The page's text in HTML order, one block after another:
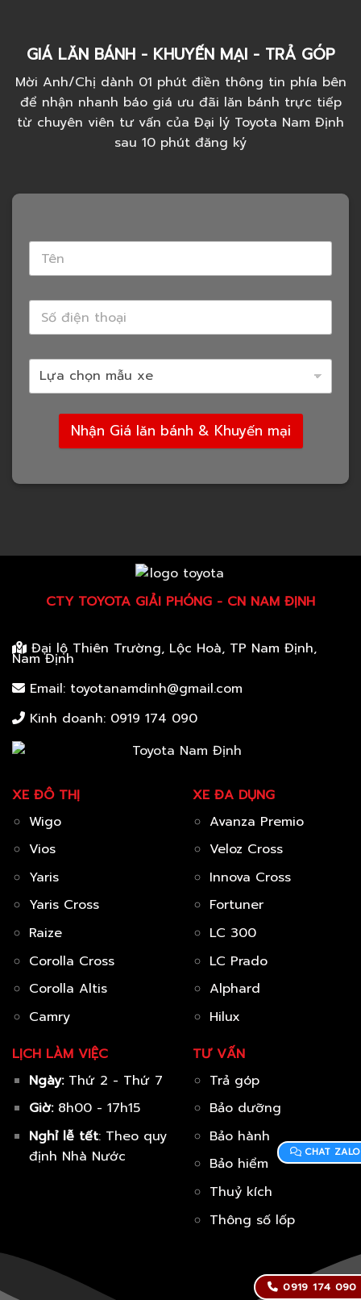
GIÁ LĂN BÁNH - KHUYẾN MẠI - TRẢ GÓP
Mời Anh/Chị dành 01 phút điền thông tin phía bên
để nhận nhanh báo giá ưu đãi lăn bánh trực tiếp
từ chuyên viên tư vấn của Đại lý Toyota Nam Định
sau 10 phút đăng ký
Nhận Giá lăn bánh & Khuyến mại
CTY TOYOTA GIẢI PHÓNG - CN NAM ĐỊNH
Đại lộ Thiên Trường, Lộc Hoà, TP Nam Định,
Nam Định
Email: toyotanamdinh@gmail.com
Kinh doanh: 0919 174 090
XE ĐÔ THỊ
Wigo
Vios
Yaris
Yaris Cross
Raize
Corolla Cross
Corolla Altis
Camry
LỊCH LÀM VIỆC
Ngày:Thứ 2 - Thứ 7
Giờ:8h00 - 17h15
Nghỉ lễ tết: Theo quy
định Nhà Nước
XE ĐA DỤNG
Avanza Premio
Veloz Cross
Innova Cross
Fortuner
LC 300
LC Prado
Alphard
Hilux
TƯ VẤN
Trả góp
Bảo dưỡng
Bảo hành
Bảo hiểm
Thuỷ kích
Thông số lốp
0919 174 090
CHAT ZALO